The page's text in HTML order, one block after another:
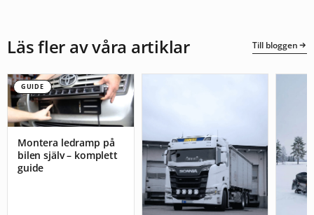
Läs fler av våra artiklar Till bloggen
GUIDE
Montera ledramp på
bilen själv – komplett
guide